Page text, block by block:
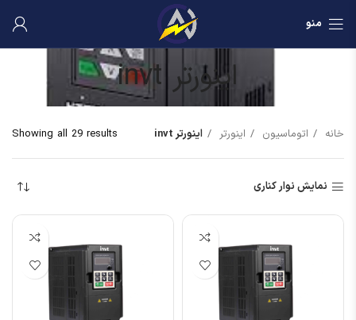
منو
اینورتر invt
خانه اتوماسیون اینورتر اینورتر invt Showing all 29 results
نمایش نوار کناری